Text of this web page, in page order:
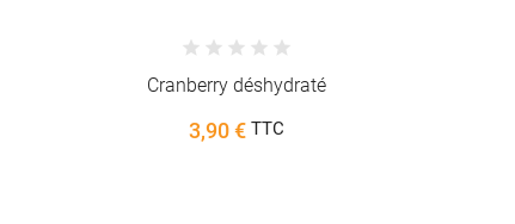
Cranberry déshydraté
3,90 €TTC